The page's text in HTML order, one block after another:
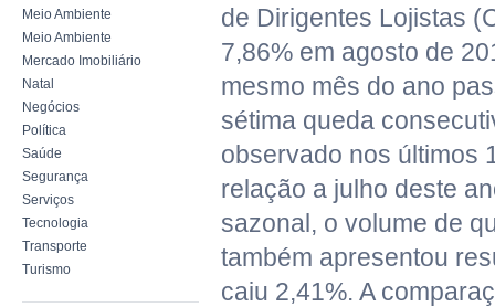
Meio Ambiente
Meio Ambiente
Mercado Imobiliário
Natal
Negócios
Política
Saúde
Segurança
Serviços
Tecnologia
Transporte
Turismo
de Dirigentes Lojistas
7,86% em agosto de
mesmo mês do ano
sétima queda
observado nos últimos
relação a julho deste
sazonal, o volume de
também apresentou
caiu 2,41%. A